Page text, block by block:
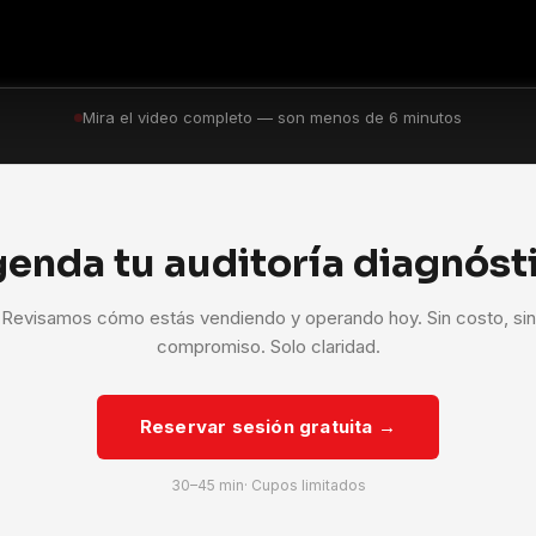
Mira el video completo — son menos de 6 minutos
tu auditoría
Revisamos cómo estás vendiendo y operando hoy. Sin costo, sin
compromiso. Solo claridad.
Reservar sesión gratuita →
30–45 min· Cupos limitados